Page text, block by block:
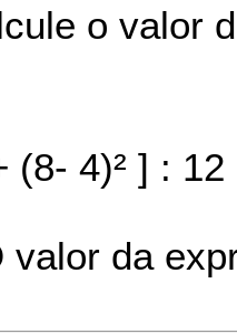
o valor
(8- 4)² ] : 12
valor da